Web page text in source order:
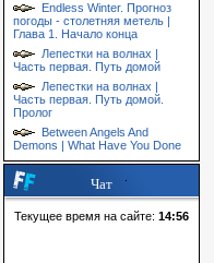
Endless Winter. Прогноз
погоды - столетняя метель |
Глава 1. Начало конца
Лепестки на волнах |
Часть первая. Путь домой
Лепестки на волнах |
Часть первая. Путь домой.
Пролог
Between Angels And
Demons | What Have You Done
Чат
Текущее время на сайте: 14:56